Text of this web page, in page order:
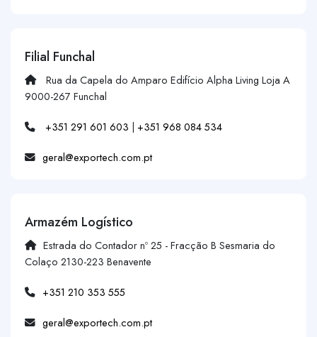
Filial Funchal
Rua da Capela do Amparo Edifício Alpha Living Loja A
9000-267 Funchal
+351 291 601 603 | +351 968 084 534
geral@exportech.com.pt
Armazém Logístico
Estrada do Contador nº 25 - Fracção B Sesmaria do
Colaço 2130-223 Benavente
+351 210 353 555
geral@exportech.com.pt